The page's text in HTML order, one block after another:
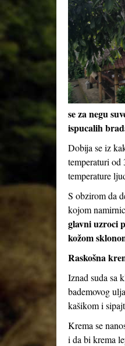
se za negu
ispucalih
Dobija se iz
temperaturi od
temperature
S obzirom da
kojom
glavni uzroci
kožom
Raskošna
Iznad suda sa
bademovog
kašikom i
Krema se
i da bi krema